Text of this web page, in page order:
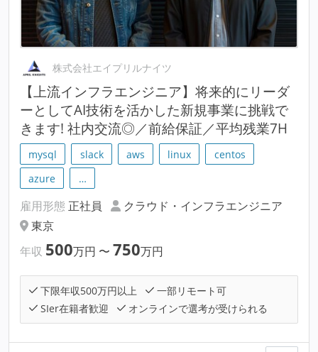
株式会社エイプリルナイツ
【上流インフラエンジニア】将来的にリーダ
ーとしてAI技術を活かした新規事業に挑戦で
きます! 社内交流◎／前給保証／平均残業7H
mysql slack aws linux
centos
azure
…
雇用形態 正社員
クラウド・インフラエンジニア
東京
年収 500万円 〜 750万円
下限年収500万円以上
一部リモート可
SIer在籍者歓迎
オンラインで選考が受けられる